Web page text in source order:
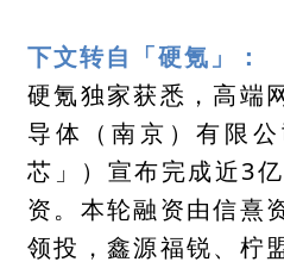
下文转自「硬氪」：
硬氪独家获悉，高端
导体（南京）有限
芯」）宣布完成近3
资。本轮融资由信熹
领投，鑫源福锐、柠